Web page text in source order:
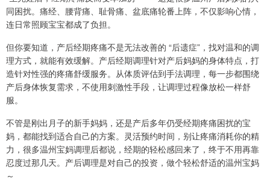
同困扰。痛经、腰背痛、耻骨痛、盆底痛轮番上阵，不仅影响心情，
连日常照顾宝宝都成了负担。
但你要知道，产后经期疼痛不是无法改善的 “后遗症”，找对温和的调
理方式，就能有效缓解。产后经期调理针对产后妈妈的身体特点，打
造针对性强的疼痛舒缓服务。从体质评估到手法调理，每一步都围绕
产后身体恢复需求，不使用刺激性手段，让调理过程像放松一样舒
服。
不管是刚出月子的新手妈妈，还是产后多年仍受经期疼痛困扰的宝
妈，都能找到适合自己的方案。灵活预约时间，别让疼痛消耗你的精
力，很多温州宝妈调理后都说，经期的轻松感回来了，终于不用再靠
忍度过那几天。产后调理是对自己的投资，做个轻松舒适的温州宝妈
～